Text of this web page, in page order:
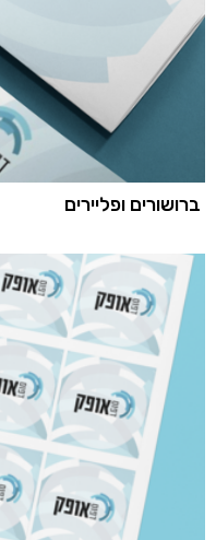
ברושורים ופליירים